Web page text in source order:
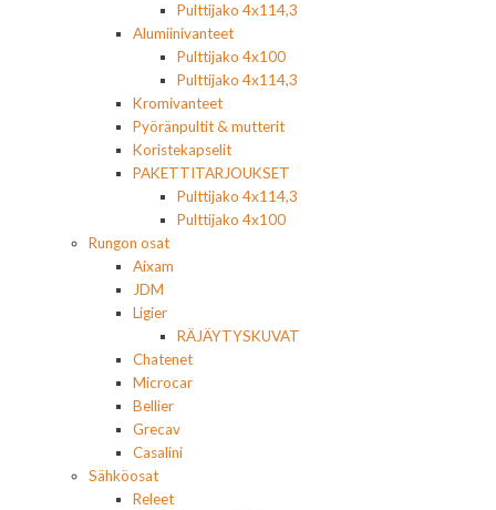
Pulttijako 4x114,3
Alumiinivanteet
Pulttijako 4x100
Pulttijako 4x114,3
Kromivanteet
Pyöränpultit & mutterit
Koristekapselit
PAKETTITARJOUKSET
Pulttijako 4x114,3
Pulttijako 4x100
Rungon osat
Aixam
JDM
Ligier
RÄJÄYTYSKUVAT
Chatenet
Microcar
Bellier
Grecav
Casalini
Sähköosat
Releet